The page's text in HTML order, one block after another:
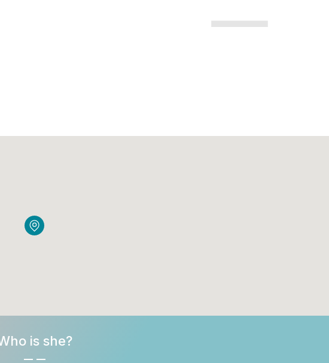
is she?